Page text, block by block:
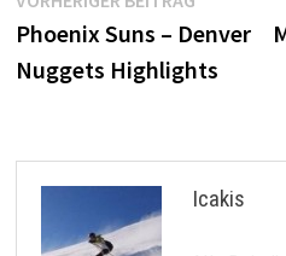
Beitrag:
Phoenix Suns – Denver
Nuggets Highlights
Icakis